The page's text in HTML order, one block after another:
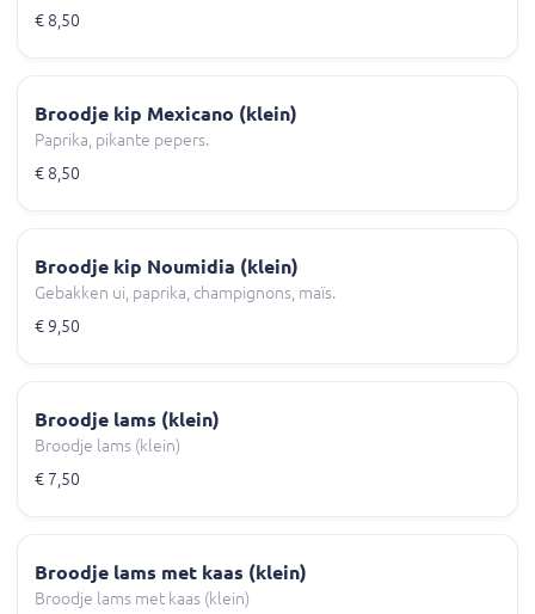
€ 8,50
Broodje kip Mexicano (klein)
Paprika, pikante pepers.
€ 8,50
Broodje kip Noumidia (klein)
Gebakken ui, paprika, champignons, maïs.
€ 9,50
Broodje lams (klein)
Broodje lams (klein)
€ 7,50
Broodje lams met kaas (klein)
Broodje lams met kaas (klein)